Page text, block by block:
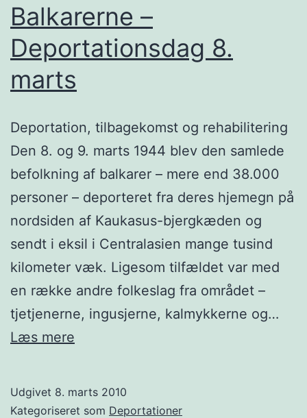
Balkarerne –
Deportationsdag 8.
marts
Deportation, tilbagekomst og rehabilitering
Den 8. og 9. marts 1944 blev den samlede
befolkning af balkarer – mere end 38.000
personer – deporteret fra deres hjemegn på
nordsiden af Kaukasus-bjergkæden og
sendt i eksil i Centralasien mange tusind
kilometer væk. Ligesom tilfældet var med
en række andre folkeslag fra området –
tjetjenerne, ingusjerne, kalmykkerne og…
Læs mere
8.
Udgivet 8. marts 2010
Kategoriseret som Deportationer